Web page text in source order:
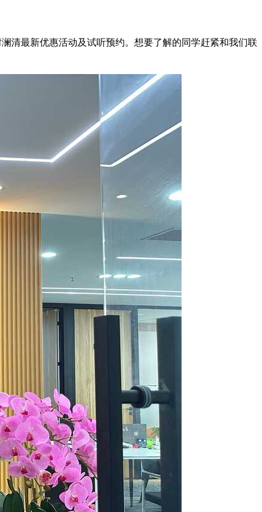
清最新优惠活动及试听预约。想要了解的同学赶紧和我们联